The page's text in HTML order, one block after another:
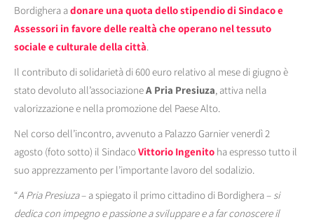
Bordighera adonare una quota dello stipendio di Sindaco e
Assessori in favore delle realtà che operano nel tessuto
sociale e culturale della città.
Il contributo di solidarietà di 600 euro relativo al mese di giugno è
stato devoluto all’associazioneA Pria Presiuza, attiva nella
valorizzazione e nella promozione del Paese Alto.
Nel corso dell’incontro, avvenuto a Palazzo Garnier venerdì 2
agosto (foto sotto) il SindacoVittorio Ingenito ha espresso tutto il
suo apprezzamento per l’importante lavoro del sodalizio.
“A Pria Presiuza– a spiegato il primo cittadino di Bordighera – si
dedica con impegno e passione a sviluppare e a far conoscere il